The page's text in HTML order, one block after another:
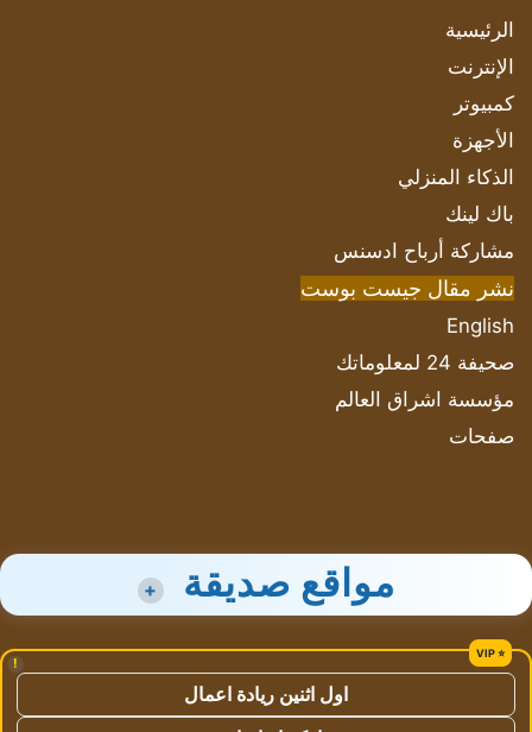
الرئيسية
الإنترنت
كمبيوتر
الأجهزة
الذكاء المنزلي
باك لينك
مشاركة أرباح ادسنس
نشر مقال جيست بوست
English
صحيفة 24 لمعلوماتك
مؤسسة اشراق العالم
صفحات
مواقع صديقة +
!
اول اثنين ريادة اعمال